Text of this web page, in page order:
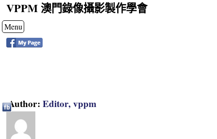
VPPM 澳門錄像攝影製作學會
Menu
Author: Editor, vppm